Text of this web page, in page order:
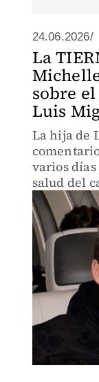
24.06.2026/
La
sobre
Luis
La hija de
varios
salud del